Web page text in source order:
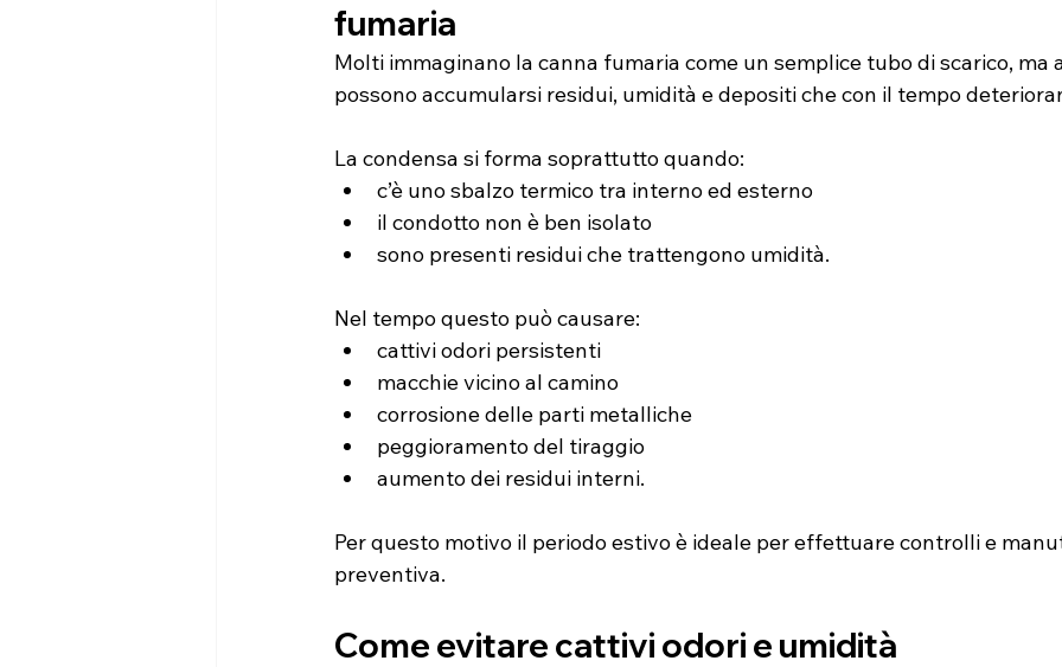
fumaria
Molti immaginano la canna fumaria come un semplice tubo di scarico, ma
possono accumularsi residui, umidità e depositi che con il tempo
La condensa si forma soprattutto quando:
c’è uno sbalzo termico tra interno ed esterno
il condotto non è ben isolato
sono presenti residui che trattengono umidità.
Nel tempo questo può causare:
cattivi odori persistenti
macchie vicino al camino
corrosione delle parti metalliche
peggioramento del tiraggio
aumento dei residui interni.
Per questo motivo il periodo estivo è ideale per effettuare controlli e
preventiva.
Come evitare cattivi odori e umidità